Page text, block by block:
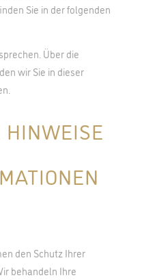
Sie in der folgenden
Über die
wir Sie in dieser
HINWEISE
den Schutz Ihrer
behandeln Ihre